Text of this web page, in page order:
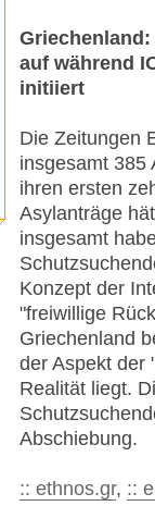
auf während
initiiert
Die Zeitungen
insgesamt 385
ihren ersten
Asylanträge
insgesamt
Konzept der
"freiwillige
Griechenland
der Aspekt der
Realität liegt.
Abschiebung.
:: ethnos.gr, ::